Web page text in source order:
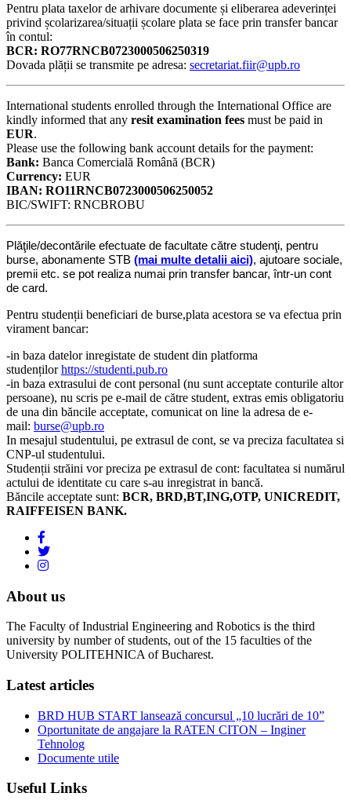
Pentru plata taxelor de arhivare documente și eliberarea adeverinței
privind școlarizarea/situații școlare plata se face prin transfer bancar
în contul:
BCR: RO77RNCB0723000506250319
Dovada plății se transmite pe adresa: secretariat.fiir@upb.ro
International students enrolled through the International Office are
kindly informed that any resit examination fees must be paid in
EUR.
Please use the following bank account details for the payment:
Bank: Banca Comercială Română (BCR)
Currency: EUR
IBAN: RO11RNCB0723000506250052
BIC/SWIFT: RNCBROBU
Plăţile/decontările efectuate de facultate către studenţi, pentru
burse, abonamente STB (mai multe detalii aici), ajutoare sociale,
premii etc. se pot realiza numai prin transfer bancar, într-un cont
de card.
Pentru studenții beneficiari de burse,plata acestora se va efectua prin
virament bancar:
-in baza datelor inregistate de student din platforma
studențilorhttps://studenti.pub.ro
-in baza extrasului de cont personal (nu sunt acceptate conturile altor
persoane), nu scris pe e-mail de către student, extras emis obligatoriu
de una din băncile acceptate, comunicat on line la adresa de e-
mail: burse@upb.ro
In mesajul studentului, pe extrasul de cont, se va preciza facultatea si
CNP-ul studentului.
Studenții străini vor preciza pe extrasul de cont: facultatea si numărul
actului de identitate cu care s-au inregistrat in bancă.
Băncile acceptate sunt: BCR, BRD,BT,ING,OTP, UNICREDIT,
RAIFFEISEN BANK.
About us
The Faculty of Industrial Engineering and Robotics is the third
university by number of students, out of the 15 faculties of the
University POLITEHNICA of Bucharest.
Latest articles
BRD HUB START lansează concursul „10 lucrări de 10”
Oportunitate de angajare la RATEN CITON – Inginer
Tehnolog
Documente utile
Useful Links